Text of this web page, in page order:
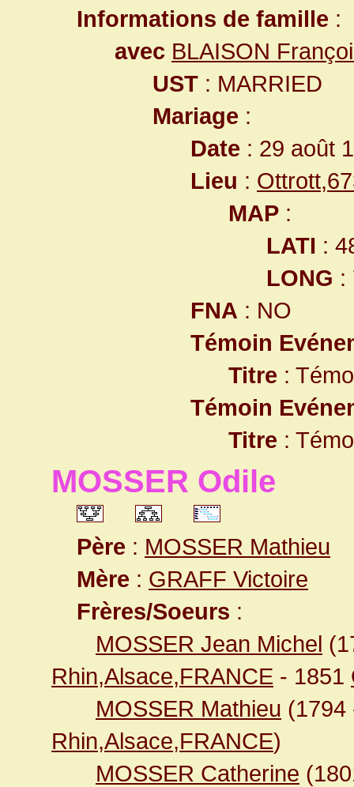
Informations de famille :
avec BLAISON
UST : MARRIED
Mariage :
Date : 29 août
Lieu :
MAP :
LATI :
LONG :
FNA : NO
Témoin
Titre :
Témoin
Titre :
MOSSER Odile
Père : MOSSER Mathieu
Mère : GRAFF Victoire
Frères/Soeurs :
MOSSER Jean Michel
Rhin,Alsace,FRANCE - 1851
MOSSER Mathieu
Rhin,Alsace,FRANCE)
MOSSER Catherine